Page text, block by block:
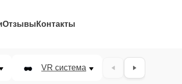
Отзывы Контакты
VR система Наушники